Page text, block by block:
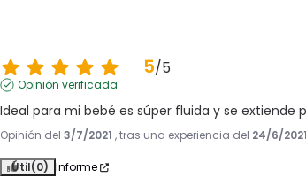
5/5
Opinión verificada
Ideal para mi bebé es súper fluida y se extiende
Opinión del3/7/2021 , tras una experiencia del 24/6/2021
Útil(0) Informe